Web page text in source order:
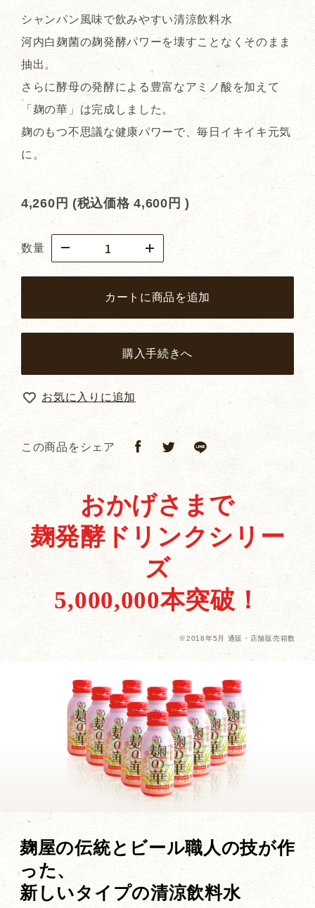
シャンパン風味で飲みやすい清涼飲料水
河内白麹菌の麹発酵パワーを壊すことなくそのまま
抽出。
さらに酵母の発酵による豊富なアミノ酸を加えて
「麹の華」は完成しました。
麹のもつ不思議な健康パワーで、毎日イキイキ元気
に。
4,260円 (税込価格4,600円 )
数量
カートに商品を追加
購入手続きへ
お気に入りに追加
この商品をシェア
おかげさまで
麹発酵ドリンクシリー
ズ
5,000,000本突破！
※2018年5月 通販・店舗販売箱数
麹屋の伝統とビール職人の技が作
った、
新しいタイプの清涼飲料水